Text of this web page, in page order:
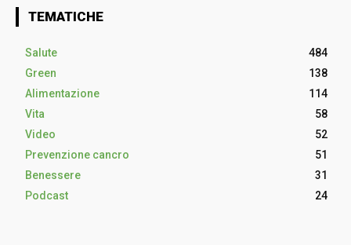
TEMATICHE
Salute
484
Green
138
Alimentazione
114
Vita
58
Video
52
Prevenzione cancro
51
Benessere
31
Podcast
24